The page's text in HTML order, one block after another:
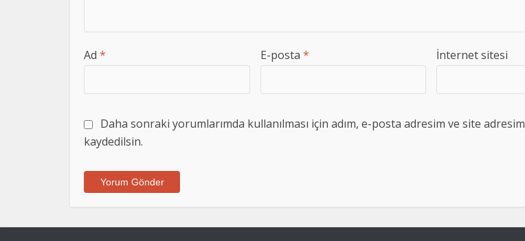
Ad * E-posta * İnternet sitesi
Daha sonraki yorumlarımda kullanılması için adım, e-posta adresim ve site adresim
kaydedilsin.